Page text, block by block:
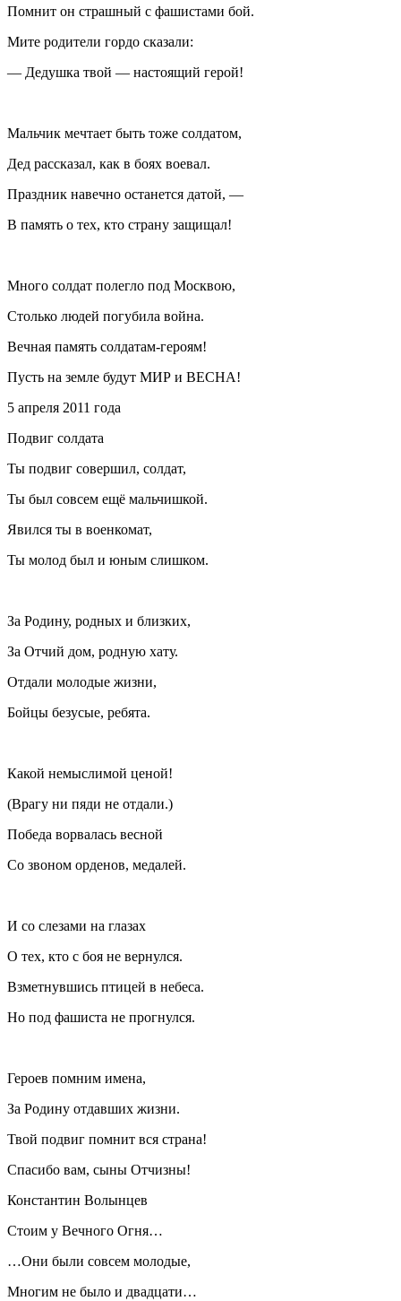
Помнит он страшный с фашистами бой.
Мите родители гордо сказали:
— Дедушка твой — настоящий герой!
Мальчик мечтает быть тоже солдатом,
Дед рассказал, как в боях воевал.
Праздник навечно останется датой, —
В память о тех, кто страну защищал!
Много солдат полегло под Москвою,
Столько людей погубила война.
Вечная память солдатам-героям!
Пусть на земле будут МИР и ВЕСНА!
5 апреля 2011 года
Подвиг солдата
Ты подвиг совершил, солдат,
Ты был совсем ещё мальчишкой.
Явился ты в военкомат,
Ты молод был и юным слишком.
За Родину, родных и близких,
За Отчий дом, родную хату.
Отдали молодые жизни,
Бойцы безусые, ребята.
Какой немыслимой ценой!
(Врагу ни пяди не отдали.)
Победа ворвалась весной
Со звоном орденов, медалей.
И со слезами на глазах
О тех, кто с боя не вернулся.
Взметнувшись птицей в небеса.
Но под фашиста не прогнулся.
Героев помним имена,
За Родину отдавших жизни.
Твой подвиг помнит вся страна!
Спасибо вам, сыны Отчизны!
Константин Волынцев
Стоим у Вечного Огня…
…Они были совсем молодые,
Многим не было и двадцати…